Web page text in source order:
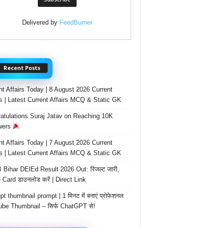
Delivered by FeedBurner
Recent Posts
Affairs Today | 8 August 2026 Current
| Latest Current Affairs MCQ & Static GK
Suraj Jatav on Reaching 10K
Affairs Today | 7 August 2026 Current
| Latest Current Affairs MCQ & Static GK
Bihar DElEd Result 2026 Out: रिजल्ट जारी,
Card डाउनलोड करें | Direct Link
thumbnail prompt | 1 मिनट में बनाएं प्रोफेशनल
Thumbnail – सिर्फ ChatGPT से!